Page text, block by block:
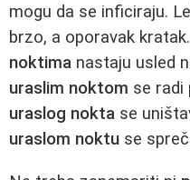
mogu da se inficiraju.
brzo, a oporavak
noktima nastaju usled
uraslim noktom se radi
uraslog nokta se
uraslom noktu se